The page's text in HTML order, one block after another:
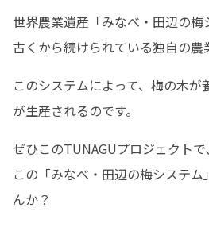
世界農業遺産「みなべ・田辺の梅
古くから続けられている独自の農
このシステムによって、梅の木が
が生産されるのです。
ぜひこのTUNAGUプロジェクトで、
この「みなべ・田辺の梅システ
んか？